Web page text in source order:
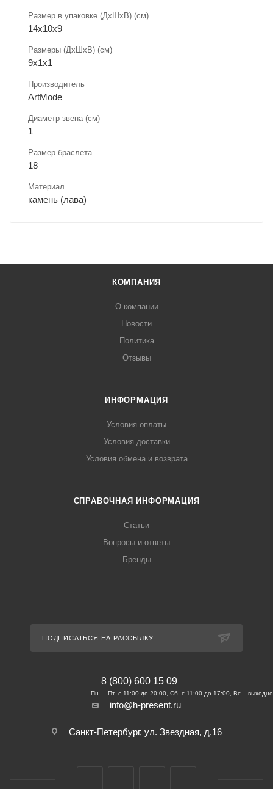
Размер в упаковке (ДхШxВ) (см)
14х10х9
Размеры (ДxШxВ) (см)
9х1х1
Производитель
ArtMode
Диаметр звена (см)
1
Размер браслета
18
Материал
камень (лава)
КОМПАНИЯ
О компании
Новости
Политика
Отзывы
ИНФОРМАЦИЯ
Условия оплаты
Условия доставки
Условия обмена и возврата
СПРАВОЧНАЯ ИНФОРМАЦИЯ
Статьи
Вопросы и ответы
Бренды
ПОДПИСАТЬСЯ НА РАССЫЛКУ
8 (800) 600 15 09
info@h-present.ru
Санкт-Петербург, ул. Звездная, д.16